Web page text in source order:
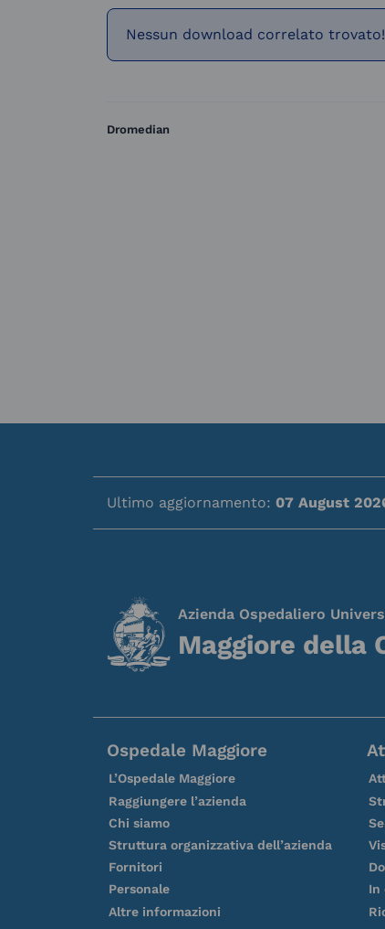
Nessun download correlato trovato!
Dromedian
Ultimo aggiornamento: 07 August
Azienda Ospedaliero
Maggiore della
Ospedale Maggiore
L’Ospedale Maggiore
Raggiungere l’azienda
Chi siamo
Struttura organizzativa dell’azienda
Fornitori
Personale
Altre informazioni
In